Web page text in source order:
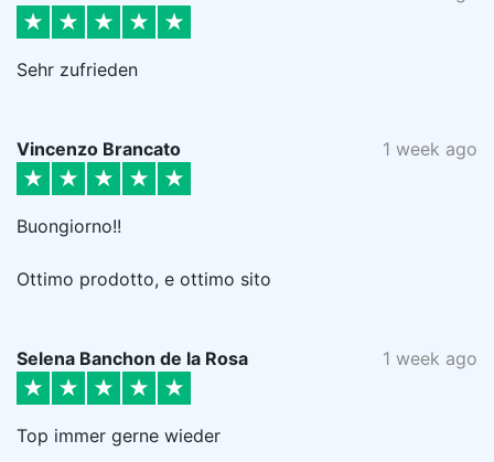
Sehr zufrieden
Vincenzo Brancato 1 week ago
Buongiorno!!
Ottimo prodotto, e ottimo sito
Selena Banchon de la Rosa 1 week ago
Top immer gerne wieder